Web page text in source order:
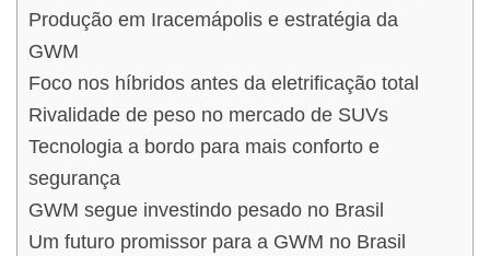
Produção em Iracemápolis e estratégia da
GWM
Foco nos híbridos antes da eletrificação total
Rivalidade de peso no mercado de SUVs
Tecnologia a bordo para mais conforto e
segurança
GWM segue investindo pesado no Brasil
Um futuro promissor para a GWM no Brasil